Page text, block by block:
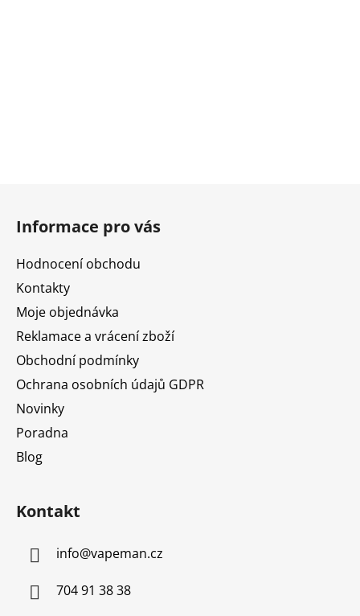
Informace pro vás
Hodnocení obchodu
Kontakty
Moje objednávka
Reklamace a vrácení zboží
Obchodní podmínky
Ochrana osobních údajů GDPR
Novinky
Poradna
Blog
Kontakt
info@vapeman.cz
704 91 38 38